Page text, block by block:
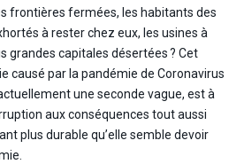
frontières fermées, les habitants des
à rester chez eux, les usines à
grandes capitales désertées ? Cet
causé par la pandémie de Coronavirus
une seconde vague, est à
aux conséquences tout aussi
plus durable qu’elle semble devoir